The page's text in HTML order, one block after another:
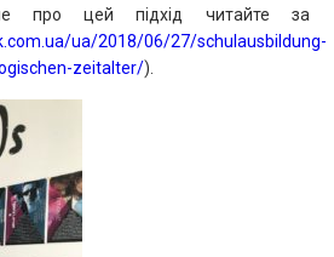
про цей підхід читайте за
ua/2018/06/27/schulausbildung-
zeitalter/).